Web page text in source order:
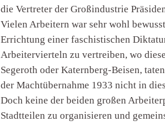
die Vertreter der Großindustrie
Vielen Arbeitern war sehr wohl
Errichtung einer faschistischen
Arbeitervierteln zu vertreiben, wo
Segeroth oder Katernberg-Beisen,
der Machtübernahme 1933 nicht in
Doch keine der beiden großen
Stadtteilen zu organisieren und